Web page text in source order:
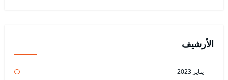
الأرشيف
يناير 2023